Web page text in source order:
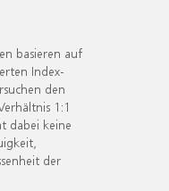
basieren auf
Index-
den
1:1
dabei keine
der